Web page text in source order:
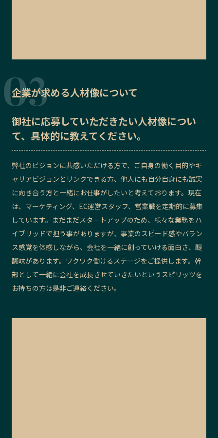
企業が求める人材像について
御社に応募していただきたい人材像につい
て、具体的に教えてください。
弊社のビジョンに共感いただける方で、ご自身の働く目的やキ
ャリアビジョンとリンクできる方、他人にも自分自身にも誠実
に向き合う方と一緒にお仕事がしたいと考えております。現在
は、マーケティング、EC運営スタッフ、営業職を定期的に募集
しています。まだまだスタートアップのため、様々な業務をハ
イブリッドで担う事がありますが、事業のスピード感やバラン
ス感覚を体感しながら、会社を一緒に創っていける面白さ、醍
醐味があります。ワクワク働けるステージをご提供します。幹
部として一緒に会社を成長させていきたいというスピリッツを
お持ちの方は是非ご連絡ください。